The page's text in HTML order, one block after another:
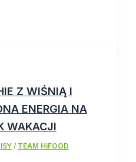
Z WIŚNIĄ I
ENERGIA NA
WAKACJI
/ TEAM HiFOOD